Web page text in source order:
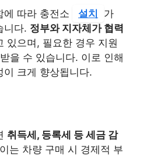
에 따라 충전소 설치
가
니다. 정부와 지자체가 협력
있으며, 필요한 경우 지원
을 수 있습니다. 이로 인해
이 크게 향상됩니다.
취득세, 등록세 등 세금 감
는 차량 구매 시 경제적 부